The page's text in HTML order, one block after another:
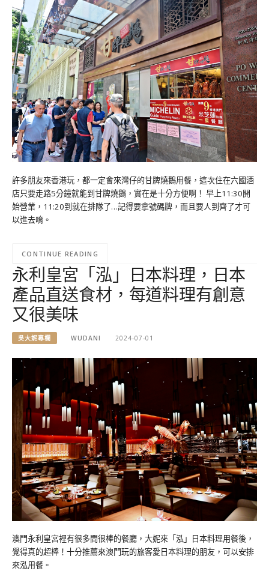
許多朋友來香港玩，都一定會來灣仔的甘牌燒鵝用餐，這次住在六國酒
店只要走路5分鐘就能到甘牌燒鵝，實在是十分方便啊！ 早上11:30開
始營業，11:20到就在排隊了…記得要拿號碼牌，而且要人到齊了才可
以進去唷。
CONTINUE READING
永利皇宮「泓」日本料理，日本
產品直送食材，每道料理有創意
又很美味
吳大妮專欄 WUDANI 2024-07-01
澳門永利皇宮裡有很多間很棒的餐廳，大妮來「泓」日本料理用餐後，
覺得真的超棒！十分推薦來澳門玩的旅客愛日本料理的朋友，可以安排
來泓用餐。